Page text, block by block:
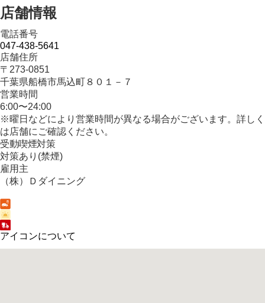
店舗情報
電話番号
047-438-5641
店舗住所
〒273-0851
千葉県船橋市馬込町８０１－７
営業時間
6:00〜24:00
※曜日などにより営業時間が異なる場合がございます。詳しく
は店舗にご確認ください。
受動喫煙対策
対策あり(禁煙)
雇用主
（株）Ｄダイニング
アイコンについて